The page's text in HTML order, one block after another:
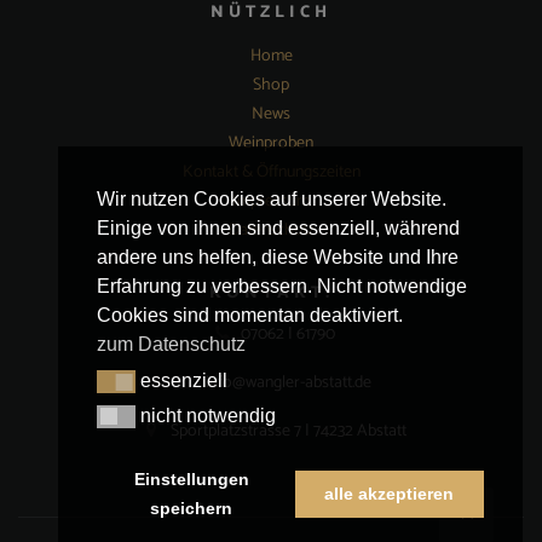
NÜTZLICH
Home
Shop
News
Weinproben
Impressum
Datenschutz
KONTAKT:
07062 | 61790
info@wangler-abstatt.de
Sportplatzstrasse 7 | 74232 Abstatt
Wir nutzen Cookies auf unserer Website.
Einige von ihnen sind essenziell, während
andere uns helfen, diese Website und Ihre
Erfahrung zu verbessern. Nicht notwendige
Cookies sind momentan deaktiviert.
zum Datenschutz
essenziell
essenziell
nicht notwendig
nicht notwendig
Einstellungen
speichern
alle akzeptieren